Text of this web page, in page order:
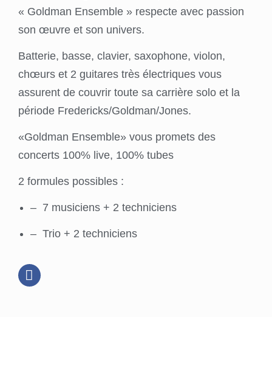
« Goldman Ensemble » respecte avec passion
son œuvre et son univers.
Batterie, basse, clavier, saxophone, violon,
chœurs et 2 guitares très électriques vous
assurent de couvrir toute sa carrière solo et la
période Fredericks/Goldman/Jones.
«Goldman Ensemble» vous promets des
concerts 100% live, 100% tubes
2 formules possibles :
– 7 musiciens + 2 techniciens
– Trio + 2 techniciens